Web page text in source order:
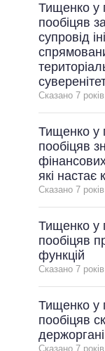
Тищенко у
пообіцяв
супровід
Сказано 7
Тищенко у
пообіцяв
які настає
Сказано 7
Тищенко у
пообіцяв
функцій
Сказано 7
Тищенко у
пообіцяв
Сказано 7